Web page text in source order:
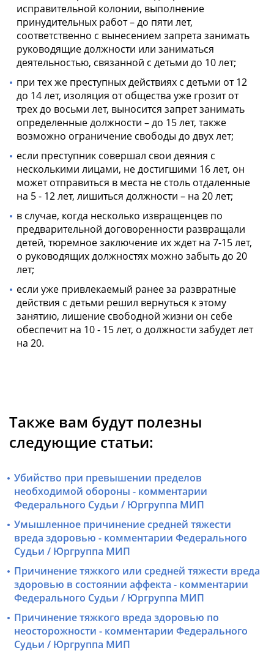
исправительной колонии, выполнение
принудительных работ – до пяти лет,
соответственно с вынесением запрета занимать
руководящие должности или заниматься
деятельностью, связанной с детьми до 10 лет;
при тех же преступных действиях с детьми от 12
до 14 лет, изоляция от общества уже грозит от
трех до восьми лет, выносится запрет занимать
определенные должности – до 15 лет, также
возможно ограничение свободы до двух лет;
если преступник совершал свои деяния с
несколькими лицами, не достигшими 16 лет, он
может отправиться в места не столь отдаленные
на 5 - 12 лет, лишиться должности – на 20 лет;
в случае, когда несколько извращенцев по
предварительной договоренности развращали
детей, тюремное заключение их ждет на 7-15 лет,
о руководящих должностях можно забыть до 20
лет;
если уже привлекаемый ранее за развратные
действия с детьми решил вернуться к этому
занятию, лишение свободной жизни он себе
обеспечит на 10 - 15 лет, о должности забудет лет
на 20.
Также вам будут полезны
следующие статьи:
Убийство при превышении пределов
необходимой обороны - комментарии
Федерального Судьи / Юргруппа МИП
Умышленное причинение средней тяжести
вреда здоровью - комментарии Федерального
Судьи / Юргруппа МИП
Причинение тяжкого или средней тяжести вреда
здоровью в состоянии аффекта - комментарии
Федерального Судьи / Юргруппа МИП
Причинение тяжкого вреда здоровью по
неосторожности - комментарии Федерального
Судьи / Юргруппа МИП